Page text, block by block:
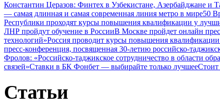
Константин Церазов: Финтех в Узбекистане, Азербайджане
— самая длинная и самая современная линия метро в мире50
Республики проходят курсы повышения квалификации у
ЛНР пройдут обучение в РоссииВ Москве пройдет онлайн
технологий»Россия проводит курсы повышения квалификации
пресс-конференция, посвященная 30-летию российско-
Фролов: «Российско-таджикское сотрудничество в области
связей»Ставки в БК Фонбет — выбирайте только лучшееСтоит
Статьи